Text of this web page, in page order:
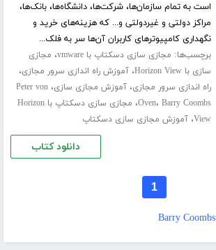
است به تمام سازمان‌ها، شرکت‌ها، دانشگاه‌ها، بانک‌ها،
مراکز دولتی و غیردولتی و... که هزینه‌های خرید و
نگهداری کامپیوترهای کاربران آن‌ها سر به فلک...
برچسب‌ها: مجازی سازی دسکتاپ با vmware ، مجازی
سازی با Horizon View
،آموزش راه اندازی سرور مجازی،
راه اندازی سرور مجازی،آموزش مجازی سازی،Peter von
Oven، Barry Coombs ،
مجازی سازی دسکتاپ با Horizon
View،آموزش مجازی سازی دسکتاپ
دانلود کتاب
1
Barry Coombs